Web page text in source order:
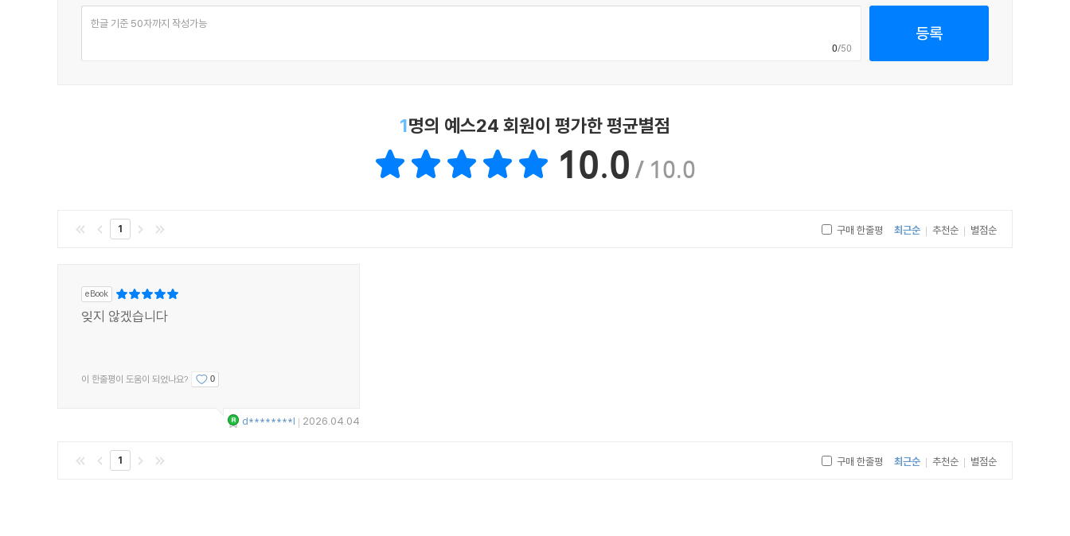
나는 천 개의 바람
우리나라에서 노래로도 유명한 『천 개의 바람이 되어』는 일본의 작가, 사진작가, 이미지 감독 등
다양한 분야에서 활약한 아라이 만이 쓴 글로, 사랑하는 사람을 잃은 이들에게 조용하지만
죽음은 끝이 아니라 존재의 다른 ‘존재’이며, 세상을 떠나는 것은 사라지는 것이 아니라
자연의 일부가 되어 이별 후에도 이어지는 사랑과 기억의 힘으로 언제나 곁에 머물 것이라고 따듯하게 다독여 준다.
『천 개의 바람이 되어』는 고요한 문장과 섬세한 그림으로 독자의 마음을 어루만지며, 죽음을 두려워하거나 슬퍼하기보다는, 남겨진 일상을 이어가며 희망을 품고 살아가라고 말한다.
슬픔을 감싸 안은 평온함, 그 너머의 따스한 존재감을 느낄 수 있게 하는 이 그림책은
그림책이 된 시와 노래 『천 개의 바람이 되어』
2. 모든 세대를 위한 '죽음'에 대한 아름다운 이해 어린이부터 성인까지 누구나 공감할 수 있는 언어로 죽음을 두려움이나 상실이 아닌, 자연으로의 회귀이자 또 다른 형태의 존재로
받아들이게 하여, 남겨진 이들에게 치유와 위로가 될 수 있다.
3. 이별의 순간에도 남는 사랑과 기억의 선물 사랑하는 사람을 읽은 이에게, 상실과 그리움을 겪는 사람들에게, 죽음을 두려워 하는 이들에게 위로의 말을 전하고 싶지만 말로는 부족할
한글 기준 50자까지 작성가능
0/50
등록
1명의 예스24 회원이 평가한 평균별점
10.0 / 10.0
1 구매 한줄평 최근순 추천순 별점순
eBook
잊지 않겠습니다
이 한줄평이 도움이 되었나요? 0
d********l 2026.04.04
1 구매 한줄평 최근순 추천순 별점순